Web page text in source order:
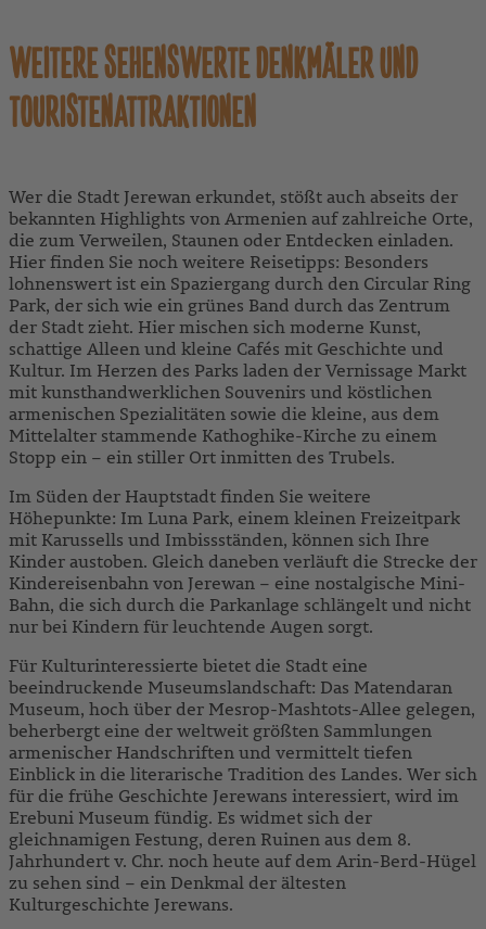
WEITERE SEHENSWERTE DENKMÄLER UND
TOURISTENATTRAKTIONEN
Wer die Stadt Jerewan erkundet, stößt auch abseits der
bekannten Highlights von Armenien auf zahlreiche Orte,
die zum Verweilen, Staunen oder Entdecken einladen.
Hier finden Sie noch weitere Reisetipps: Besonders
lohnenswert ist ein Spaziergang durch den Circular Ring
Park, der sich wie ein grünes Band durch das Zentrum
der Stadt zieht. Hier mischen sich moderne Kunst,
schattige Alleen und kleine Cafés mit Geschichte und
Kultur. Im Herzen des Parks laden der Vernissage Markt
mit kunsthandwerklichen Souvenirs und köstlichen
armenischen Spezialitäten sowie die kleine, aus dem
Mittelalter stammende Kathoghike-Kirche zu einem
Stopp ein – ein stiller Ort inmitten des Trubels.
Im Süden der Hauptstadt finden Sie weitere
Höhepunkte: Im Luna Park, einem kleinen Freizeitpark
mit Karussells und Imbissständen, können sich Ihre
Kinder austoben. Gleich daneben verläuft die Strecke der
Kindereisenbahn von Jerewan – eine nostalgische Mini-
Bahn, die sich durch die Parkanlage schlängelt und nicht
nur bei Kindern für leuchtende Augen sorgt.
Für Kulturinteressierte bietet die Stadt eine
beeindruckende Museumslandschaft: Das Matendaran
Museum, hoch über der Mesrop-Mashtots-Allee gelegen,
beherbergt eine der weltweit größten Sammlungen
armenischer Handschriften und vermittelt tiefen
Einblick in die literarische Tradition des Landes. Wer sich
für die frühe Geschichte Jerewans interessiert, wird im
Erebuni Museum fündig. Es widmet sich der
gleichnamigen Festung, deren Ruinen aus dem 8.
Jahrhundert v. Chr. noch heute auf dem Arin-Berd-Hügel
zu sehen sind – ein Denkmal der ältesten
Kulturgeschichte Jerewans.